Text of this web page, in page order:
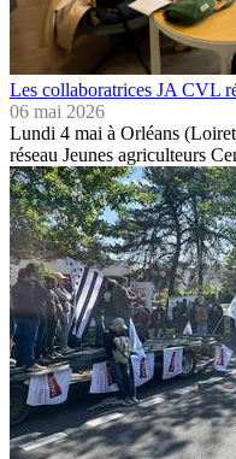
Les collaboratrices JA CVL
06 mai 2026
Lundi 4 mai à Orléans
réseau Jeunes agriculteurs